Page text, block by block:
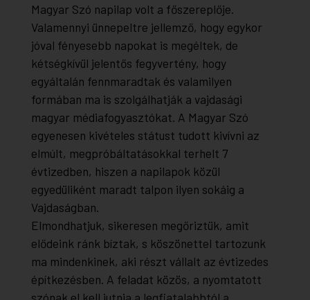
Magyar Szó napilap volt a főszereplője.
Valamennyi ünnepeltre jellemző, hogy egykor
jóval fényesebb napokat is megéltek, de
kétségkívül jelentős fegyvertény, hogy
egyáltalán fennmaradtak és valamilyen
formában ma is szolgálhatják a vajdasági
magyar médiafogyasztókat. A Magyar Szó
egyenesen kivételes státust tudott kivívni az
elmúlt, megpróbáltatásokkal terhelt 7
évtizedben, hiszen a napilapok közül
egyedüliként maradt talpon ilyen sokáig a
Vajdaságban.
Elmondhatjuk, sikeresen megőriztük, amit
elődeink ránk bíztak, s köszönettel tartozunk
ma mindenkinek, aki részt vállalt az évtizedes
építkezésben. A feladat közös, a nyomtatott